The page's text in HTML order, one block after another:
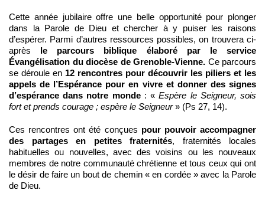
Cette année jubilaire offre une belle opportunité pour plonger
dans la Parole de Dieu et chercher à y puiser les raisons
d’espérer. Parmi d’autres ressources possibles, on trouvera ci-
après le parcours biblique élaboré par le service
Évangélisation du diocèse de Grenoble-Vienne. Ce parcours
se déroule en 12 rencontres pour découvrir les piliers et les
appels de l’Espérance pour en vivre et donner des signes
d’espérance dans notre monde: «Espère le Seigneur, sois
fort et prends courage ; espère le Seigneur» (Ps 27, 14).
Ces rencontres ont été conçues pour pouvoir accompagner
des partages en petites fraternités, fraternités locales
habituelles ou nouvelles, avec des voisins ou les nouveaux
membres de notre communauté chrétienne et tous ceux qui ont
le désir de faire un bout de chemin « en cordée » avec la Parole
de Dieu.